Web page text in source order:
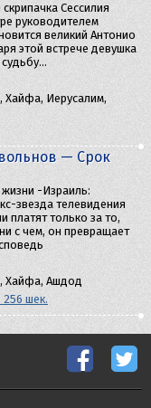
Сессилия
руководителем
великий Антонио
этой встрече девушка
Иерусалим,
— Срок
-Израиль:
звезда телевидения
платят только за то,
с чем, он превращает
Хайфа, Ашдод
256 шек.